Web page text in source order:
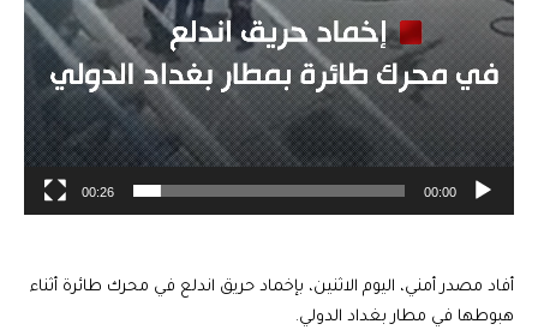
00:00
00:26
أفاد مصدر أمني، اليوم الاثنين، بإخماد حريق اندلع في محرك طائرة أثناء
هبوطها في مطار بغداد الدولي.